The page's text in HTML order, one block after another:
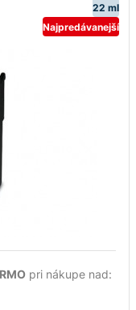
22 ml
Najpredávanejší
pri nákupe nad: